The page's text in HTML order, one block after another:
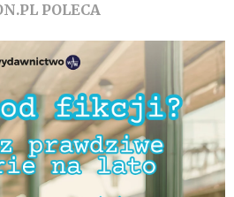
POLECA